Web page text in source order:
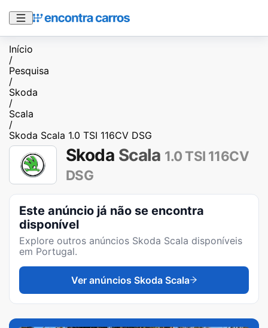
Início
/
Pesquisa
/
Skoda
/
Scala
/
Skoda Scala 1.0 TSI 116CV DSG
Skoda Scala 1.0 TSI 116CV
DSG
Este anúncio já não se encontra
disponível
Explore outros anúncios Skoda Scala disponíveis
em Portugal.
Ver anúncios Skoda Scala